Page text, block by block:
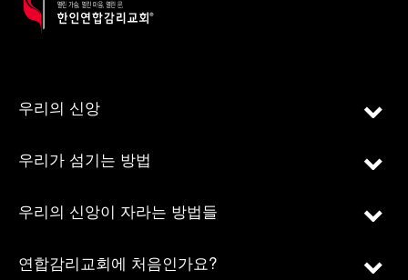
우리의 신앙
우리가 섬기는 방법
우리의 신앙이 자라는 방법들
연합감리교회에 처음인가요?